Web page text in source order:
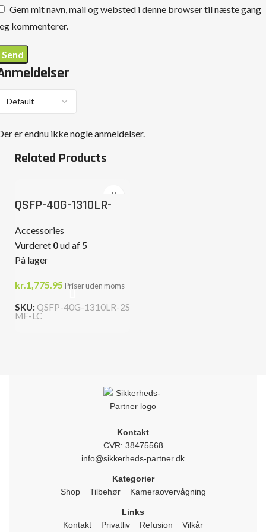
er endnu ikke nogle anmeldelser.
Gem mit navn, mail og websted i denne browser til næste gang
kommenterer.
Related Products
QSFP-40G-1310LR-
2SMF-LC
Accessories
Vurderet 0ud af 5
På lager
kr.1,775.95 Priser uden moms
SKU: QSFP-40G-1310LR-2S
MF-LC
Kontakt
CVR: 38475568
info@sikkerheds-partner.dk
Kategorier
Shop
Tilbehør Kameraovervågning
Links
Kontakt
Privatliv Refusion Vilkår